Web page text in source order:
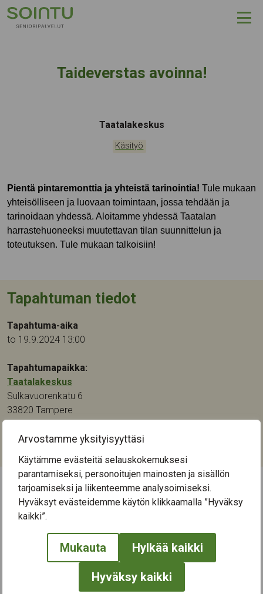
Arvostamme yksityisyyttäsi
Käytämme evästeitä selauskokemuksesi
parantamiseksi, personoitujen mainosten ja sisällön
tarjoamiseksi ja liikenteemme analysoimiseksi.
Hyväksyt evästeidemme käytön klikkaamalla ”Hyväksy
kaikki”.
Mukauta Hylkää kaikki
Hyväksy kaikki
Hyppää sisältöön
Taideverstas avoinna!
Tapahtumapaikka:
Taatalakeskus
Kategoriat:
Käsityö
Pientä pintaremonttia ja yhteistä tarinointia! Tule mukaan
yhteisölliseen ja luovaan toimintaan, jossa tehdään ja
tarinoidaan yhdessä. Aloitamme yhdessä Taatalan
harrastehuoneeksi muutettavan tilan suunnittelun ja
toteutuksen. Tule mukaan talkoisiin!
Tapahtuman tiedot
Tapahtuma-aika
to 19.9.2024 13:00
Tapahtumapaikka:
Taatalakeskus
Sulkavuorenkatu 6
33820 Tampere
Kategoriat:
← Näytä kaikki tapahtumat